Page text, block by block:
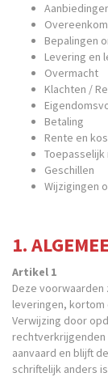
Bepalingen
Levering en
Overmacht
Klachten /
Betaling
Rente en
Geschillen
Wijzigingen
1.
Artikel 1
Deze voorwaarden
leveringen,
Verwijzing door
rechtverkrijgenden
aanvaard en blijft
schriftelijk anders